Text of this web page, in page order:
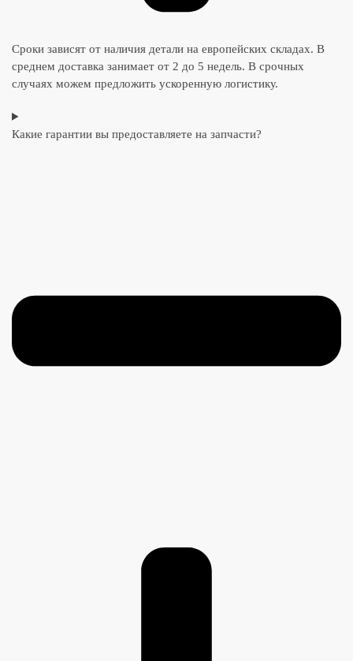
Сроки зависят от наличия детали на европейских складах. В
среднем доставка занимает от 2 до 5 недель. В срочных
случаях можем предложить ускоренную логистику.
Какие гарантии вы предоставляете на запчасти?